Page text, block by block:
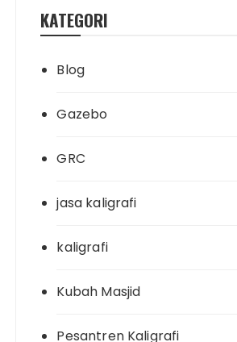
KATEGORI
Blog
Gazebo
GRC
jasa kaligrafi
kaligrafi
Kubah Masjid
Pesantren Kaligrafi